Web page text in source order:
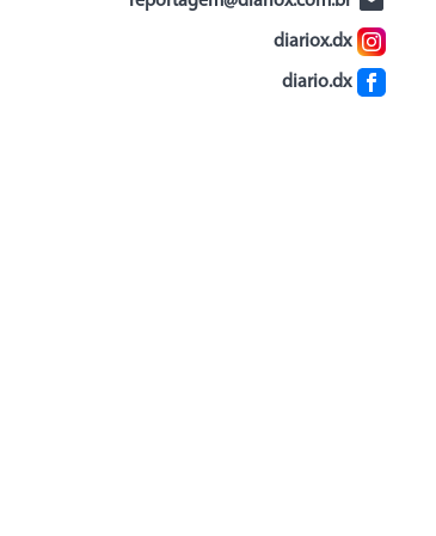
diariox.dx
diario.dx